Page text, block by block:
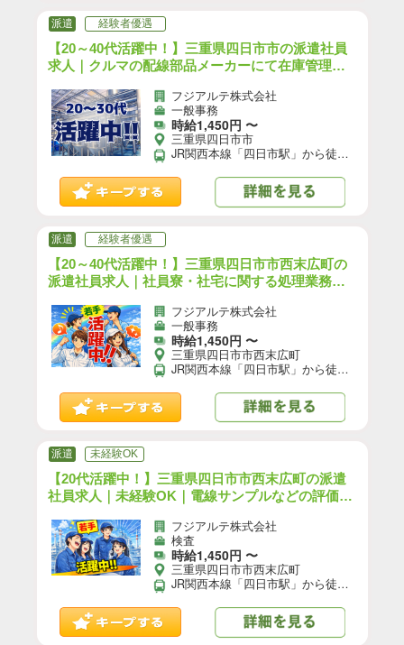
派遣 経験者優遇
【20～40代活躍中！】三重県四日市市の派遣社員
求人｜クルマの配線部品メーカーにて在庫管理の
【4】
フジアルテ株式会社
一般事務
時給1,450円 〜
三重県四日市市
JR関西本線「四日市駅」から徒歩で7分 近鉄名古屋線「近鉄四日市駅」から徒歩で20分 【交通手段】 車、バイク、自転車通勤可 ☆職場の駐車場は無料でご利用いただけます！
派遣 経験者優遇
【20～40代活躍中！】三重県四日市市西末広町の
派遣社員求人｜社員寮・社宅に関する処理業務な
JP）【4】
フジアルテ株式会社
一般事務
時給1,450円 〜
三重県四日市市西末広町
JR関西本線「四日市駅」から徒歩で7分 近鉄名古屋線「近鉄四日市駅」から車で7分 【交通手段】 車、バイク、自転車通勤可 ★職場の駐車場は無料でご利用いただけます！
派遣 未経験OK
【20代活躍中！】三重県四日市市西末広町の派遣
社員求人｜未経験OK｜電線サンプルなどの評価テ
P）【8】
フジアルテ株式会社
検査
時給1,450円 〜
三重県四日市市西末広町
JR関西本線「四日市駅」から徒歩で7分 近鉄名古屋線「四日市駅」から車で7分 【交通手段】 車、バイク、自転車通勤可 ☆職場の駐車場は無料でご利用いただけます！